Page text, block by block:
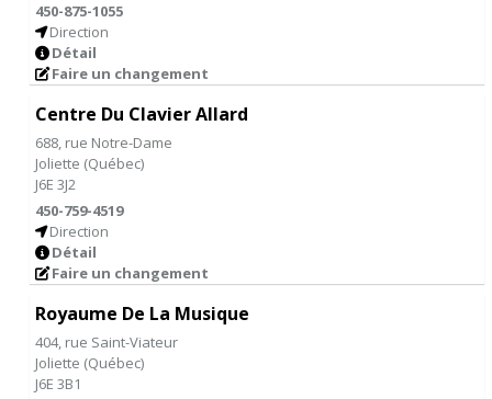
450-875-1055
Direction
Détail
Faire un changement
Centre Du Clavier Allard
688, rue Notre-Dame
Joliette (Québec)
J6E 3J2
450-759-4519
Direction
Détail
Faire un changement
Royaume De La Musique
404, rue Saint-Viateur
Joliette (Québec)
J6E 3B1